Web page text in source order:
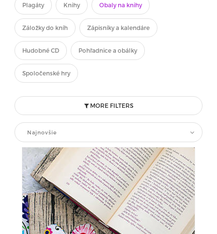
Plagáty Knihy Obaly na knihy
Záložky do kníh Zápisníky a kalendáre
Hudobné CD Pohľadnice a obálky
Spoločenské hry
MORE FILTERS
Najnovšie